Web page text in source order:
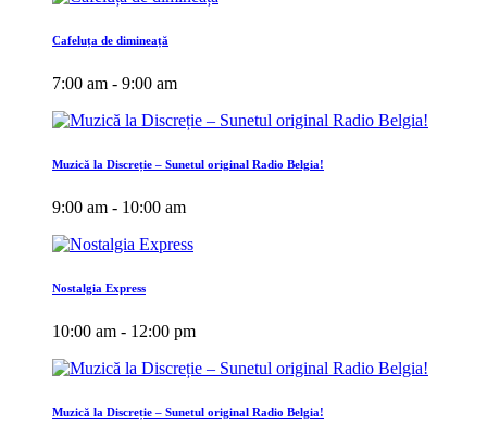
Cafeluța de dimineață
7:00 am - 9:00 am
Muzică la Discreție – Sunetul original Radio Belgia!
9:00 am - 10:00 am
Nostalgia Express
10:00 am - 12:00 pm
Muzică la Discreție – Sunetul original Radio Belgia!